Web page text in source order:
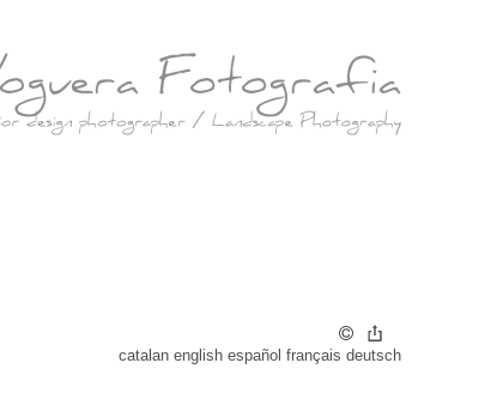
catalan english español français deutsch